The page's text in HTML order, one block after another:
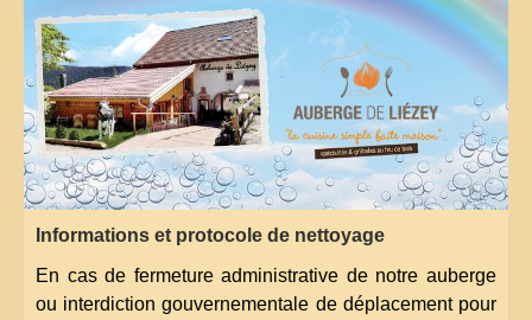
Informations et protocole de nettoyage
En cas de fermeture administrative de notre auberge
ou interdiction gouvernementale de déplacement pour